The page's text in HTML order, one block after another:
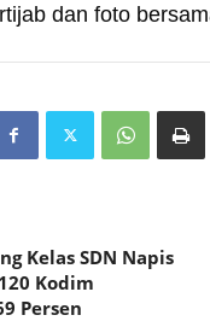
dan foto
Kelas SDN Napis
Kodim
Persen